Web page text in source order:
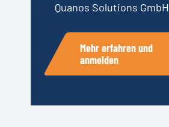
Quanos Solutions GmbH
Mehr erfahren und
anmelden